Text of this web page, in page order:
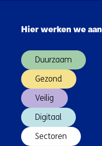
Hier werken we aan
Duurzaam
Gezond
Veilig
Digitaal
Sectoren